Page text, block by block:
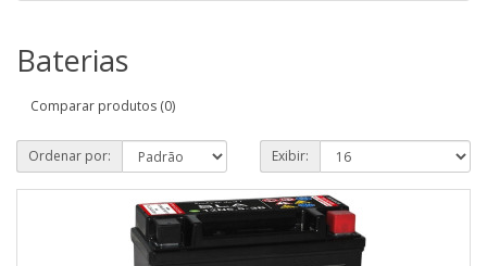
Baterias
Comparar produtos (0)
Ordenar por: Exibir: